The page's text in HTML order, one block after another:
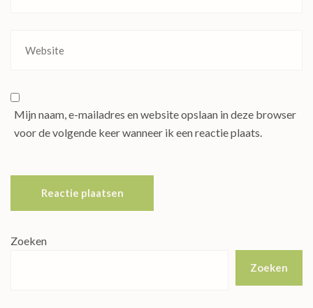
Mijn naam, e-mailadres en website opslaan in deze browser
voor de volgende keer wanneer ik een reactie plaats.
Zoeken
Zoeken